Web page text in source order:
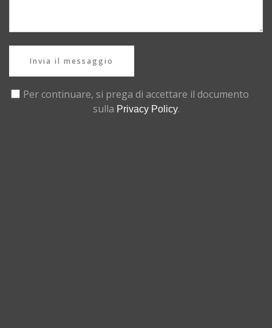
Invia il messaggio
Per continuare, si prega di accettare il documento
sulla Privacy Policy.